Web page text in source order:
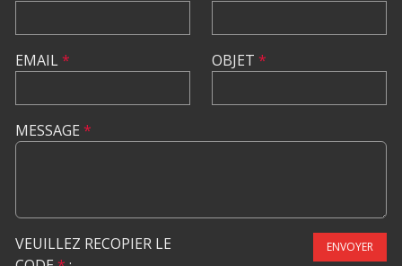
EMAIL* OBJET *
MESSAGE *
VEUILLEZ RECOPIER LE
ENVOYER